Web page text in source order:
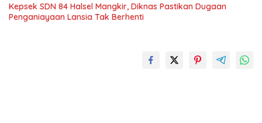
Kepsek SDN 84 Halsel Mangkir, Diknas Pastikan Dugaan
Penganiayaan Lansia Tak Berhenti